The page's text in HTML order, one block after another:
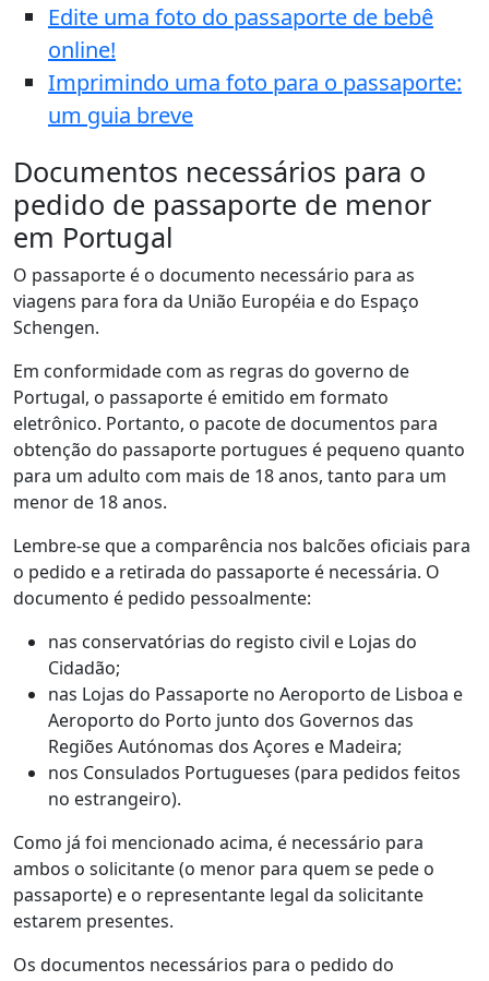
Edite uma foto do passaporte de bebê
online!
Imprimindo uma foto para o passaporte:
um guia breve
Documentos necessários para o
pedido de passaporte de menor
em Portugal
O passaporte é o documento necessário para as
viagens para fora da União Européia e do Espaço
Schengen.
Em conformidade com as regras do governo de
Portugal, o passaporte é emitido em formato
eletrônico. Portanto, o pacote de documentos para
obtenção do passaporte portugues é pequeno quanto
para um adulto com mais de 18 anos, tanto para um
menor de 18 anos.
Lembre-se que a comparência nos balcões oficiais para
o pedido e a retirada do passaporte é necessária. O
documento é pedido pessoalmente:
nas conservatórias do registo civil e Lojas do
Cidadão;
nas Lojas do Passaporte no Aeroporto de Lisboa e
Aeroporto do Porto junto dos Governos das
Regiões Autónomas dos Açores e Madeira;
nos Consulados Portugueses (para pedidos feitos
no estrangeiro).
Como já foi mencionado acima, é necessário para
ambos o solicitante (o menor para quem se pede o
passaporte) e o representante legal da solicitante
estarem presentes.
Os documentos necessários para o pedido do